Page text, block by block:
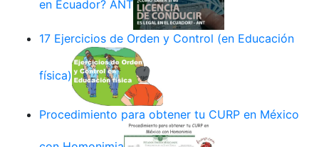
en Ecuador? ANT
17 Ejercicios de Orden y Control (en Educación
física)
Procedimiento para obtener tu CURP en México